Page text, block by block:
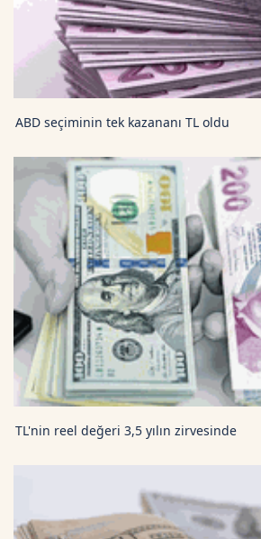
ABD seçiminin tek kazananı TL oldu
TL'nin reel değeri 3,5 yılın zirvesinde